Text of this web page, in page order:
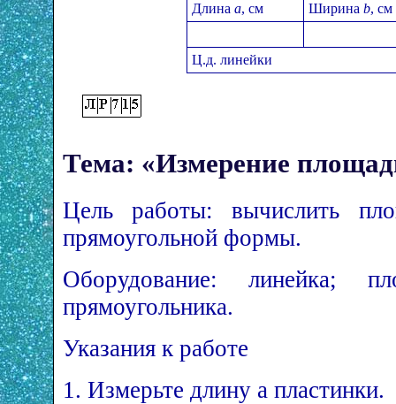
Длина a, см Ширина b, см
Ц.д. линейки
Тема: «Измерение
Цель работы: вычислить
прямоугольной формы.
Оборудование: линейка;
прямоугольника.
Указания к работе
1. Измерьте длину a пластинки.